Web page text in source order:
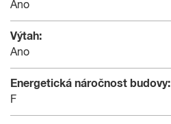
Ano
Výtah:
Ano
Energetická náročnost budovy:
F